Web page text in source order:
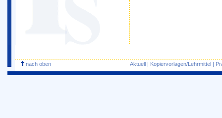
nach oben Aktuell | Kopiervorlagen/Lehrmittel |